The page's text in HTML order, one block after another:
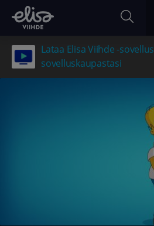
Lataa Elisa Viihde -sovellus
sovelluskaupastasi